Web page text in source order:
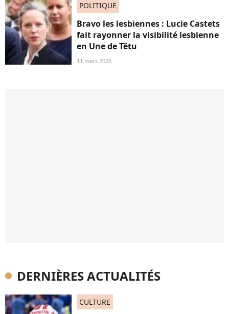
POLITIQUE
Bravo les lesbiennes : Lucie Castets
fait rayonner la visibilité lesbienne
en Une de Têtu
11 mars 2026
DERNIÈRES ACTUALITÉS
CULTURE